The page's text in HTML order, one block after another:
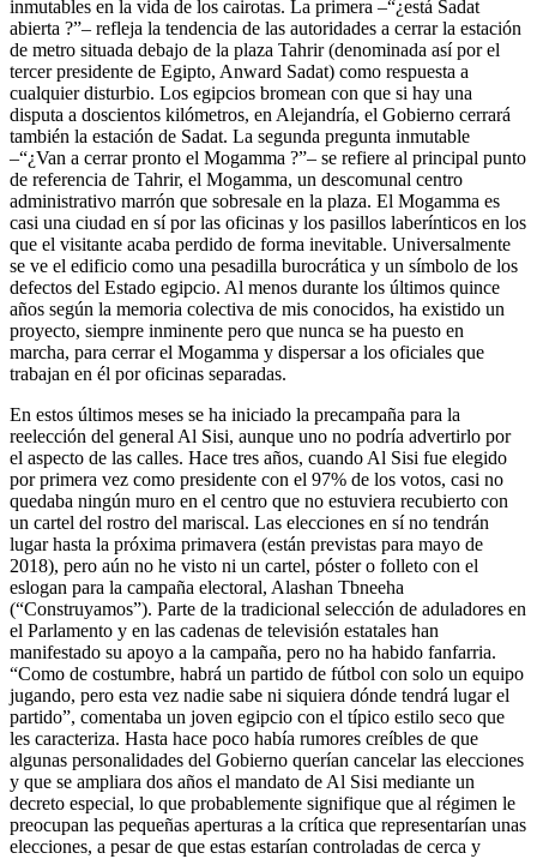
inmutables en la vida de los cairotas. La primera –“¿está Sadat
abierta ?”– refleja la tendencia de las autoridades a cerrar la estación
de metro situada debajo de la plaza Tahrir (denominada así por el
tercer presidente de Egipto, Anward Sadat) como respuesta a
cualquier disturbio. Los egipcios bromean con que si hay una
disputa a doscientos kilómetros, en Alejandría, el Gobierno cerrará
también la estación de Sadat. La segunda pregunta inmutable
–“¿Van a cerrar pronto el Mogamma ?”– se refiere al principal punto
de referencia de Tahrir, el Mogamma, un descomunal centro
administrativo marrón que sobresale en la plaza. El Mogamma es
casi una ciudad en sí por las oficinas y los pasillos laberínticos en los
que el visitante acaba perdido de forma inevitable. Universalmente
se ve el edificio como una pesadilla burocrática y un símbolo de los
defectos del Estado egipcio. Al menos durante los últimos quince
años según la memoria colectiva de mis conocidos, ha existido un
proyecto, siempre inminente pero que nunca se ha puesto en
marcha, para cerrar el Mogamma y dispersar a los oficiales que
trabajan en él por oficinas separadas.
En estos últimos meses se ha iniciado la precampaña para la
reelección del general Al Sisi, aunque uno no podría advertirlo por
el aspecto de las calles. Hace tres años, cuando Al Sisi fue elegido
por primera vez como presidente con el 97% de los votos, casi no
quedaba ningún muro en el centro que no estuviera recubierto con
un cartel del rostro del mariscal. Las elecciones en sí no tendrán
lugar hasta la próxima primavera (están previstas para mayo de
2018), pero aún no he visto ni un cartel, póster o folleto con el
eslogan para la campaña electoral, Alashan Tbneeha
(“Construyamos”). Parte de la tradicional selección de aduladores en
el Parlamento y en las cadenas de televisión estatales han
manifestado su apoyo a la campaña, pero no ha habido fanfarria.
“Como de costumbre, habrá un partido de fútbol con solo un equipo
jugando, pero esta vez nadie sabe ni siquiera dónde tendrá lugar el
partido”, comentaba un joven egipcio con el típico estilo seco que
les caracteriza. Hasta hace poco había rumores creíbles de que
algunas personalidades del Gobierno querían cancelar las elecciones
y que se ampliara dos años el mandato de Al Sisi mediante un
decreto especial, lo que probablemente signifique que al régimen le
preocupan las pequeñas aperturas a la crítica que representarían unas
elecciones, a pesar de que estas estarían controladas de cerca y